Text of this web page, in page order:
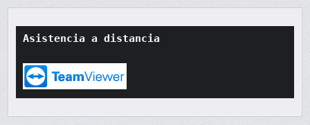
Asistencia a distancia